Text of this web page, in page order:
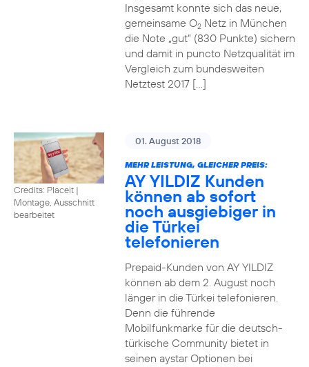
Insgesamt konnte sich das neue,
gemeinsame O2Netz in München
die Note „gut“ (830 Punkte) sichern
und damit in puncto Netzqualität im
Vergleich zum bundesweiten
Netztest 2017 […]
Credits: Placeit |
Montage, Ausschnitt
bearbeitet
01. August 2018
MEHR LEISTUNG, GLEICHER PREIS:
AY YILDIZ Kunden
können ab sofort
noch ausgiebiger in
die Türkei
telefonieren
Prepaid-Kunden von AY YILDIZ
können ab dem 2. August noch
länger in die Türkei telefonieren.
Denn die führende
Mobilfunkmarke für die deutsch-
türkische Community bietet in
seinen aystar Optionen bei